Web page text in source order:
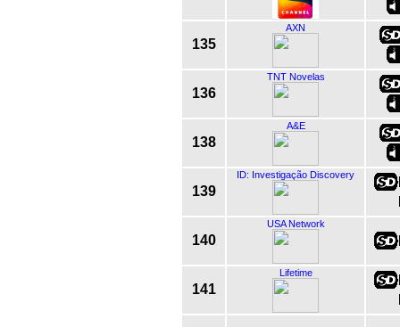
135
AXN
136
TNT Novelas
138
A&E
139
ID: Investigação Discovery
140
USA Network
141
Lifetime